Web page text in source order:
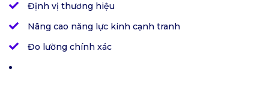
Định vị thương hiệu
Nâng cao năng lực kinh cạnh tranh
Đo lường chính xác